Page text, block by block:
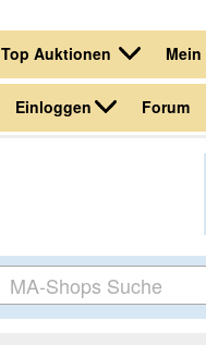
Top Auktionen Mein
Einloggen Forum